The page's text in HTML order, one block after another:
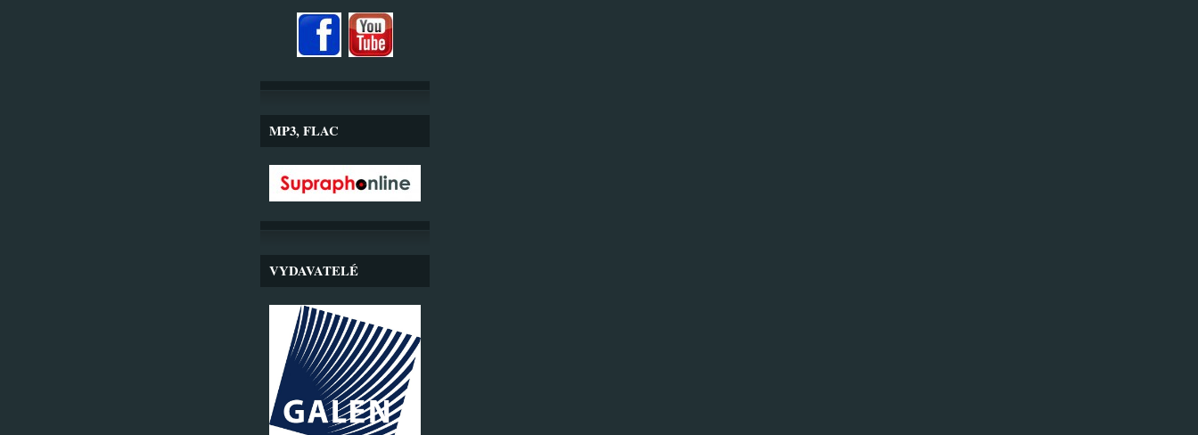
MP3, FLAC
VYDAVATELÉ